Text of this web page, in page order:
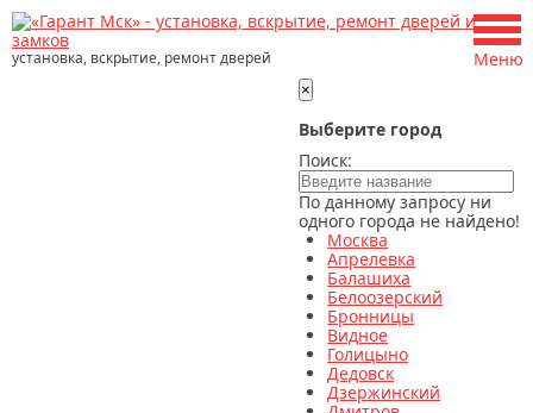
установка, вскрытие, ремонт дверей
×
Выберите город
Поиск:
По данному запросу ни
одного города не найдено!
Москва
Апрелевка
Балашиха
Белоозерский
Бронницы
Видное
Голицыно
Дедовск
Дзержинский
Меню